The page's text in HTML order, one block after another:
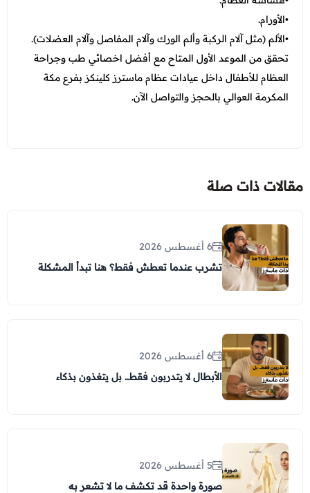
•الأورام.
•الألم (مثل آلام الركبة وألم الورك وآلام المفاصل وآلام العضلات).
تحقق من الموعد الأول المتاح مع أفضل اخصائي طب وجراحة
العظام للأطفال داخل عيادات عظام ماسترز كلينكز بفرع مكة
المكرمة العوالي بالحجز والتواصل الآن.
مقالات ذات صلة
6 أغسطس 2026
تشرب عندما تعطش فقط؟ هنا تبدأ المشكلة
6 أغسطس 2026
الأبطال لا يتدربون فقط.. بل يتغذون بذكاء
5 أغسطس 2026
صورة واحدة قد تكشف ما لا تشعر به